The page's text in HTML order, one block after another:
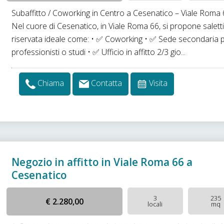
Subaffitto / Coworking in Centro a Cesenatico – Viale Roma
Nel cuore di Cesenatico, in Viale Roma 66, si propone
riservata ideale come: • ✅ Coworking • ✅ Sede secondaria
professionisti o studi • ✅ Ufficio in affitto 2/3 gio...
Chiama Contatta Visita
Negozio in affitto in Viale Roma 66 a
Cesenatico
€ 2.280,00 3
locali
235
mq